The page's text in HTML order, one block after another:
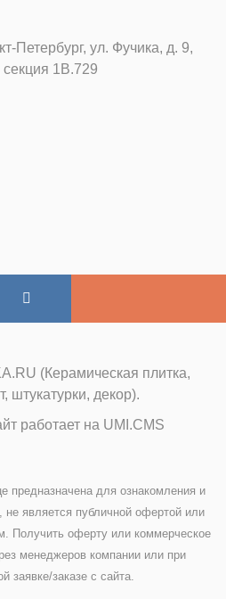
Петербург, ул. Фучика, д. 9,
1В.729
(Керамическая плитка,
штукатурки, декор).
работает на UMI.CMS
предназначена для ознакомления и
не является публичной офертой или
Получить оферту или коммерческое
менеджеров компании или при
заявке/заказе с сайта.